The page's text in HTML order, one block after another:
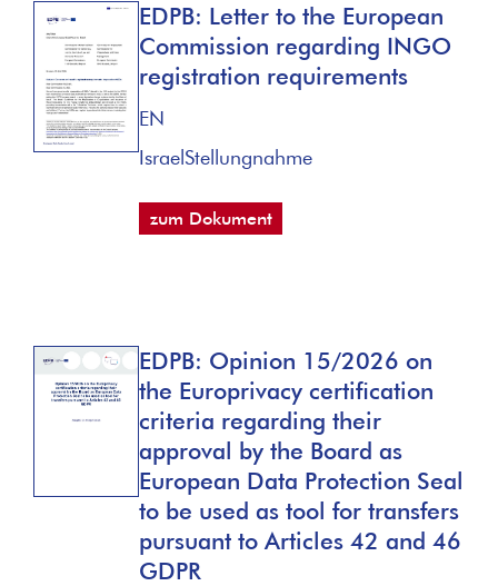
EDPB: Letter to the European
Commission regarding INGO
registration requirements
EN
IsraelStellungnahme
zum Dokument
EDPB: Opinion 15/2026 on
the Europrivacy certification
criteria regarding their
approval by the Board as
European Data Protection Seal
to be used as tool for transfers
pursuant to Articles 42 and 46
GDPR